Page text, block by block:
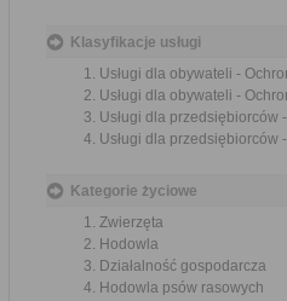
Klasyfikacje usługi
Usługi dla obywateli -
Usługi dla obywateli -
Usługi dla przedsiębiorców
Usługi dla przedsiębiorców
Kategorie życiowe
Zwierzęta
Hodowla
Działalność gospodarcza
Hodowla psów rasowych